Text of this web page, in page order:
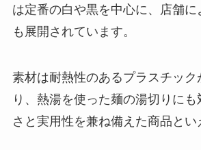
は定番の白や黒を中心に、店舗
も展開されています。
素材は耐熱性のあるプラスチック
り、熱湯を使った麺の湯切りに
さと実用性を兼ね備えた商品とい